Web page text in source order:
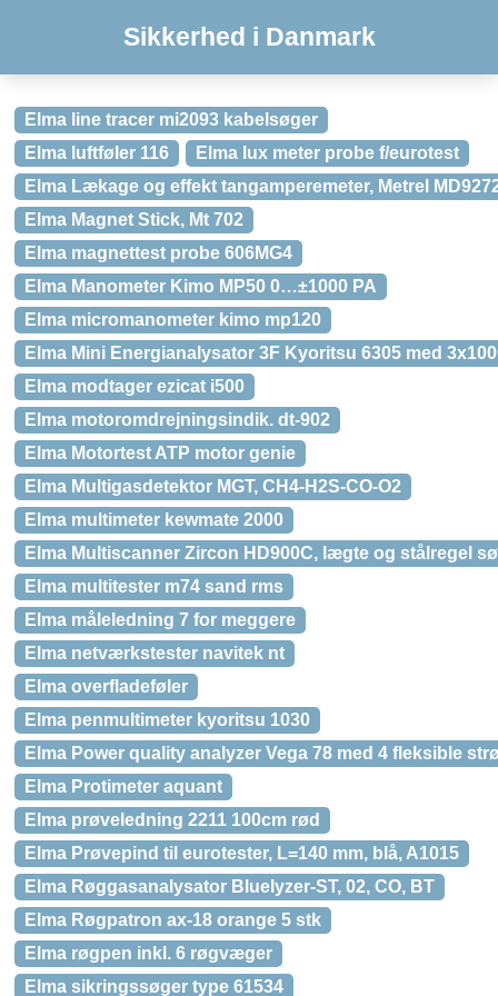
Sikkerhed i Danmark
Elma line tracer mi2093 kabelsøger
Elma luftføler 116
Elma lux meter probe f/eurotest
Elma Lækage og effekt tangamperemeter, Metrel
Elma Magnet Stick, Mt 702
Elma magnettest probe 606MG4
Elma Manometer Kimo MP50 0…±1000 PA
Elma micromanometer kimo mp120
Elma Mini Energianalysator 3F Kyoritsu 6305 med
Elma modtager ezicat i500
Elma motoromdrejningsindik. dt-902
Elma Motortest ATP motor genie
Elma Multigasdetektor MGT, CH4-H2S-CO-O2
Elma multimeter kewmate 2000
Elma Multiscanner Zircon HD900C, lægte og stålregel
Elma multitester m74 sand rms
Elma måleledning 7 for meggere
Elma netværkstester navitek nt
Elma overfladeføler
Elma penmultimeter kyoritsu 1030
Elma Power quality analyzer Vega 78 med 4 fleksible
Elma Protimeter aquant
Elma prøveledning 2211 100cm rød
Elma Prøvepind til eurotester, L=140 mm, blå, A1015
Elma Røggasanalysator Bluelyzer-ST, 02, CO, BT
Elma Røgpatron ax-18 orange 5 stk
Elma røgpen inkl. 6 røgvæger
Elma sikringssøger type 61534